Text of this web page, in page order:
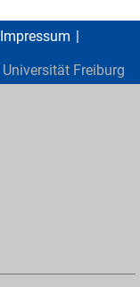
Impressum
Universität Freiburg